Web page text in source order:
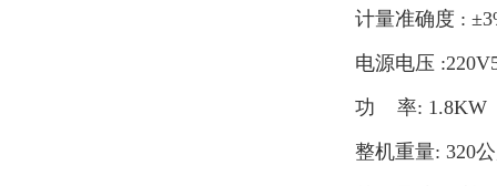
计量准确度 :
电源电压
功 率: 1.8KW
整机重量: 320